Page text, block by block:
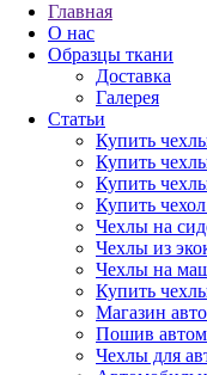
Главная
О нас
Образцы ткани
Доставка
Галерея
Статьи
Купить
Купить
Купить
Купить
Чехлы на
Чехлы из
Чехлы на
Купить
Магазин
Пошив
Чехлы для